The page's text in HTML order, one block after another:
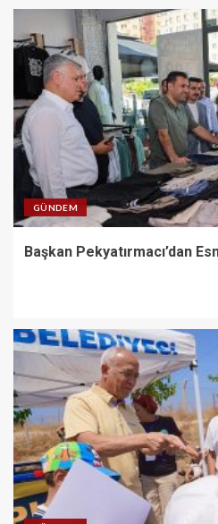
GÜNDEM
Başkan Pekyatırmacı’dan